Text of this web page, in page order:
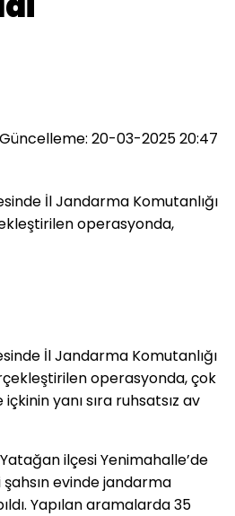
Güncelleme: 20-03-2025 20:47
İl Jandarma Komutanlığı
operasyonda, çok
yanı sıra ruhsatsız av
ilçesi Yenimahalle’de
evinde jandarma
Yapılan aramalarda 35